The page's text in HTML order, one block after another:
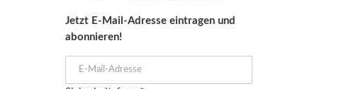
Jetzt E-Mail-Adresse eintragen und
abonnieren!